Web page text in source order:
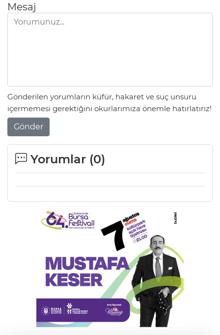
Mesaj
Gönderilen yorumların küfür, hakaret ve suç unsuru
içermemesi gerektiğini okurlarımıza önemle hatırlatırız!
Gönder
Yorumlar (0)